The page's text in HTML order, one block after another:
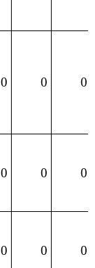
0 0 0
0 0 0
0 0 0